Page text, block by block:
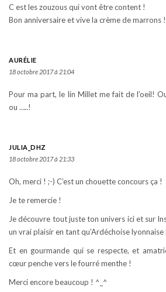
C est les zouzous qui vont être content !
Bon anniversaire et vive la crème de marrons !
AURÉLIE
18 octobre 2017 à 21:04
Pour ma part, le lin Millet me fait de l’oeil!
ou …..!
JULIA_DHZ
18 octobre 2017 à 21:33
Oh, merci ! ;-) C’est un chouette concours ça !
Je te remercie !
Je découvre tout juste ton univers ici et sur
un vrai plaisir en tant qu’Ardéchoise lyonnaise
Et en gourmande qui se respecte, et
cœur penche vers le fourré menthe !
Merci encore beaucoup ! ^_^